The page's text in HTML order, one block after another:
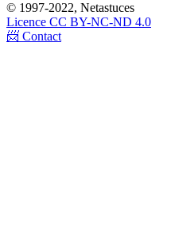
© 1997-2022, Netastuces
Licence CC BY-NC-ND 4.0
📨 Contact